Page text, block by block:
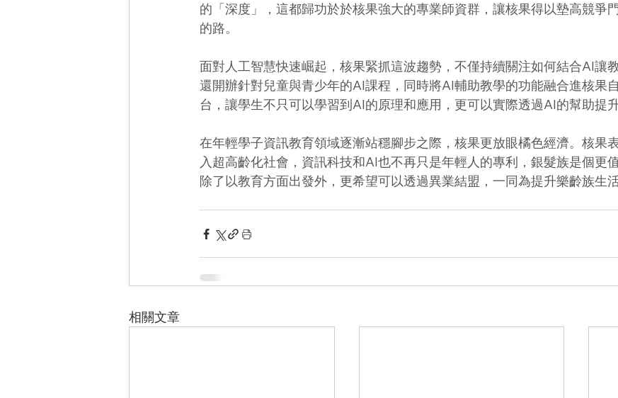
的「深度」，這都歸功於於核果強大的專業師資群，讓核果得以墊高競爭
的路。
面對人工智慧快速崛起，核果緊抓這波趨勢，不僅持續關注如何結合AI讓
還開辦針對兒童與青少年的AI課程，同時將AI輔助教學的功能融合進核果
台，讓學生不只可以學習到AI的原理和應用，更可以實際透過AI的幫助提升
在年輕學子資訊教育領域逐漸站穩腳步之際，核果更放眼橘色經濟。核果
入超高齡化社會，資訊科技和AI也不再只是年輕人的專利，銀髮族是個更
除了以教育方面出發外，更希望可以透過異業結盟，一同為提升樂齡族生活
相關文章